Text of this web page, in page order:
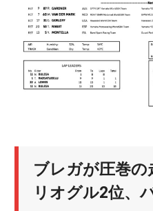
ブレガが圧巻の
リオグル2位、